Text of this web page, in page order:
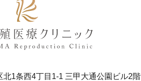
北1条西4丁目1-1 三甲大通公園ビル2階